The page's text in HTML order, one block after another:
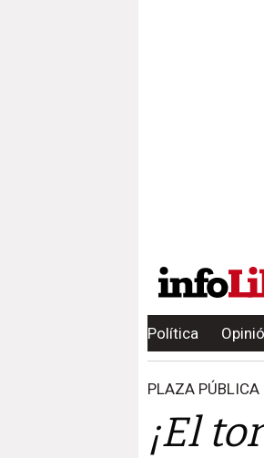
Política
PLAZA PÚBLICA
¡El